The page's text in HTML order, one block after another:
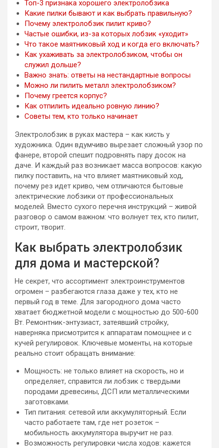
Топ-3 признака хорошего электролобзика
Какие пилки бывают и как выбрать правильную?
Почему электролобзик пилит криво?
Частые ошибки, из-за которых лобзик «уходит»
Что такое маятниковый ход и когда его включать?
Как ухаживать за электролобзиком, чтобы он
служил дольше?
Важно знать: ответы на нестандартные вопросы
Можно ли пилить металл электролобзиком?
Почему греется корпус?
Как отпилить идеально ровную линию?
Советы тем, кто только начинает
Электролобзик в руках мастера – как кисть у
художника. Один вдумчиво вырезает сложный узор по
фанере, второй спешит подровнять пару досок на
даче. И каждый раз возникает масса вопросов: какую
пилку поставить, на что влияет маятниковый ход,
почему рез идет криво, чем отличаются бытовые
электрические лобзики от профессиональных
моделей. Вместо сухого перечня инструкций – живой
разговор о самом важном: что волнует тех, кто пилит,
строит, творит.
Как выбрать электролобзик
для дома и мастерской?
Не секрет, что ассортимент электроинструментов
огромен – разбегаются глаза даже у тех, кто не
первый год в теме. Для загородного дома часто
хватает бюджетной модели с мощностью до 500-600
Вт. Ремонтник-энтузиаст, затеявший стройку,
наверняка присмотрится к аппаратам помощнее и с
кучей регулировок. Ключевые моменты, на которые
реально стоит обращать внимание:
Мощность: не только влияет на скорость, но и
определяет, справится ли лобзик с твердыми
породами древесины, ДСП или металлическими
заготовками.
Тип питания: сетевой или аккумуляторный. Если
часто работаете там, где нет розеток –
мобильность аккумулятора выручит не раз.
Возможность регулировки числа ходов: кажется